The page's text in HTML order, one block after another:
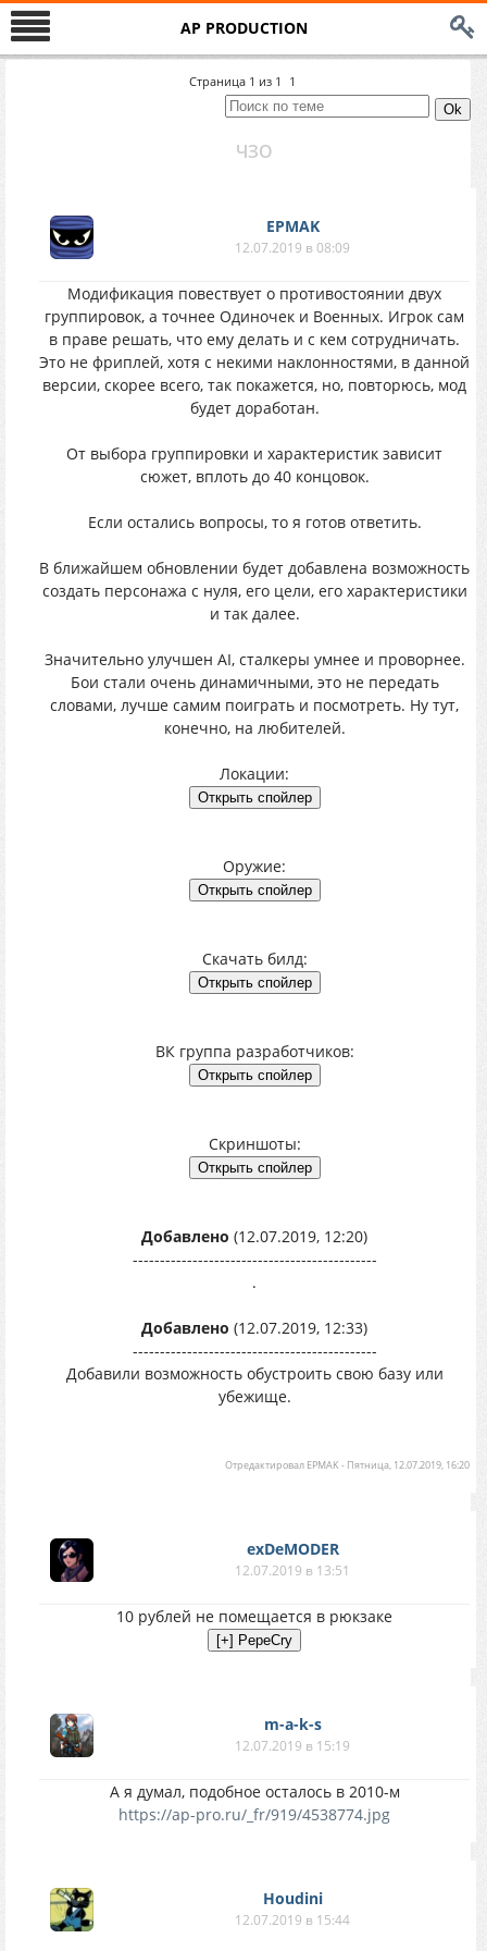
AP PRODUCTION
Страница 1 из 1 1
ЧЗО
EPMAK
12.07.2019 в 08:09
Модификация повествует о противостоянии двух
группировок, а точнее Одиночек и Военных. Игрок сам
в праве решать, что ему делать и с кем сотрудничать.
Это не фриплей, хотя с некими наклонностями, в данной
версии, скорее всего, так покажется, но, повторюсь, мод
будет доработан.
От выбора группировки и характеристик зависит
сюжет, вплоть до 40 концовок.
Если остались вопросы, то я готов ответить.
В ближайшем обновлении будет добавлена возможность
создать персонажа с нуля, его цели, его характеристики
и так далее.
Значительно улучшен AI, сталкеры умнее и проворнее.
Бои стали очень динамичными, это не передать
словами, лучше самим поиграть и посмотреть. Ну тут,
конечно, на любителей.
Локации:
Оружие:
Скачать билд:
ВК группа разработчиков:
Скриншоты:
Добавлено (12.07.2019, 12:20)
---------------------------------------------
.
Добавлено (12.07.2019, 12:33)
---------------------------------------------
Добавили возможность обустроить свою базу или
убежище.
Отредактировал EPMAK - Пятница, 12.07.2019, 16:20
exDeMODER
12.07.2019 в 13:51
10 рублей не помещается в рюкзаке
m-a-k-s
12.07.2019 в 15:19
А я думал, подобное осталось в 2010-м
https://ap-pro.ru/_fr/919/4538774.jpg
Houdini
12.07.2019 в 15:44